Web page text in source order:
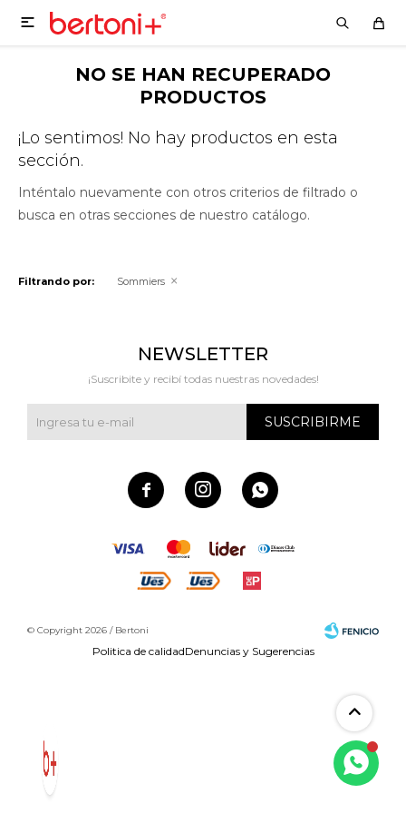

NO SE HAN RECUPERADO
PRODUCTOS
¡Lo sentimos! No hay productos en esta
sección.
Inténtalo nuevamente con otros criterios de filtrado o
busca en otras secciones de nuestro catálogo.
Filtrando por: Sommiers
NEWSLETTER
¡Suscribite y recibí todas nuestras novedades!
SUSCRIBIRME
  
© Copyright 2026 / Bertoni
Fenicio
Politica de calidadDenuncias y Sugerencias